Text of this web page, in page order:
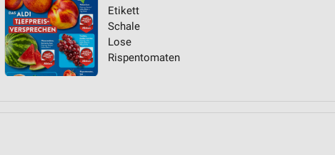
Etikett
Schale
Lose
Rispentomaten